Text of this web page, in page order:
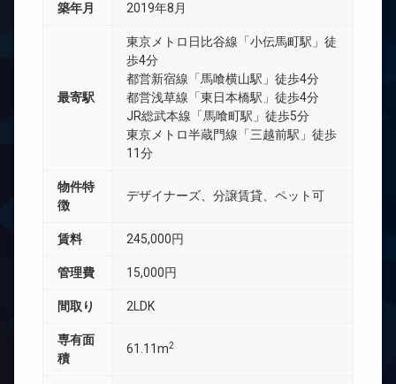
築年月 2019年8月
最寄駅
東京メトロ日比谷線「小伝馬町駅」徒
歩4分
都営新宿線「馬喰横山駅」徒歩4分
都営浅草線「東日本橋駅」徒歩4分
JR総武本線「馬喰町駅」徒歩5分
東京メトロ半蔵門線「三越前駅」徒歩
11分
物件特
徴
デザイナーズ、分譲賃貸、ペット可
賃料 245,000円
管理費 15,000円
間取り 2LDK
専有面
積
61.11m2